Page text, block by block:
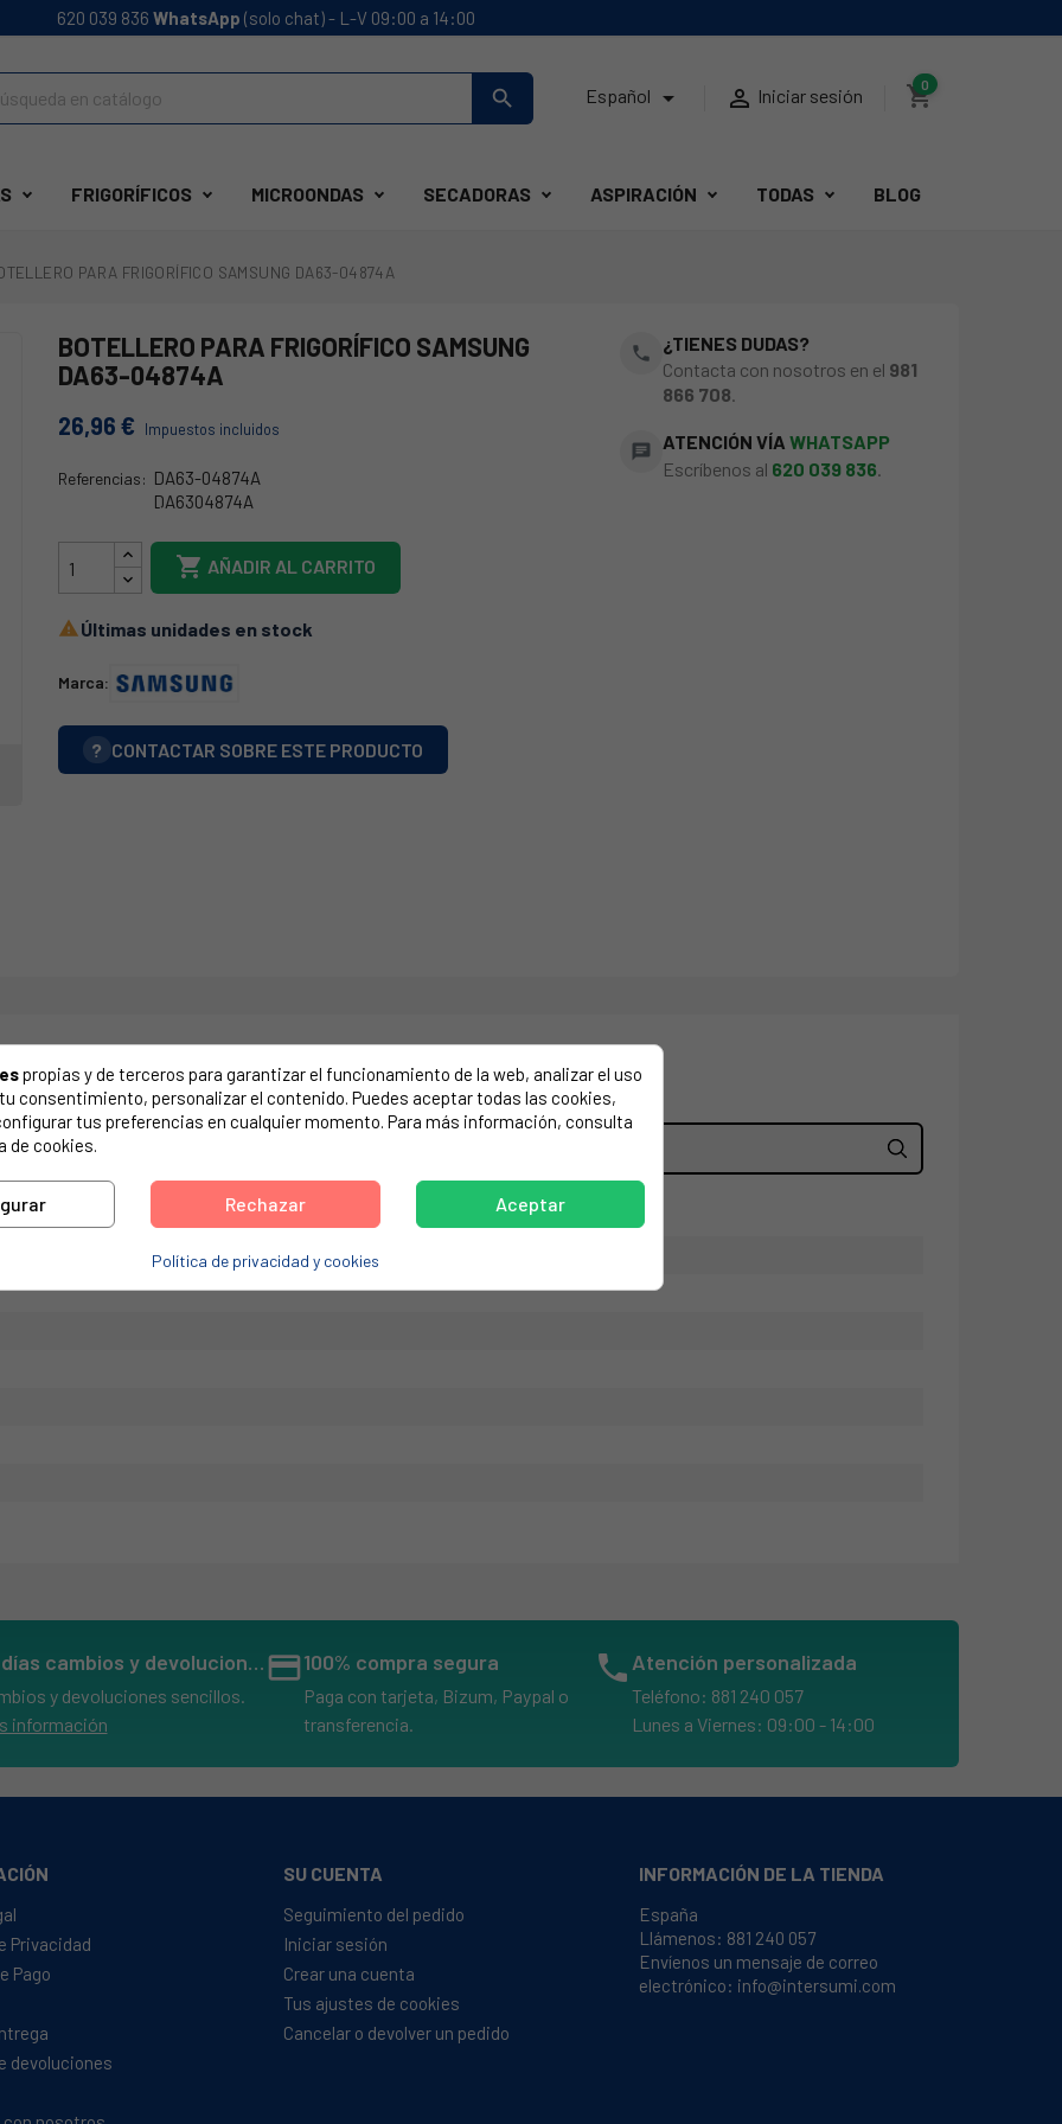
620 039 836 WhatsApp (solo chat) - L-V 09:00 a 14:00
search Español   Iniciar sesión shopping_cart
0
FRIGORÍFICOS MICROONDAS SECADORAS ASPIRACIÓN TODAS BLOG
PARA FRIGORÍFICO SAMSUNG DA63-04874A
BOTELLERO PARA FRIGORÍFICO SAMSUNG
DA63-04874A
26,96 € Impuestos incluidos
Referencias: DA63-04874A
DA6304874A
DA63-04874A
 AÑADIR AL CARRITO
 Últimas unidades en stock
Marca:
? CONTACTAR SOBRE ESTE PRODUCTO
phone
¿TIENES DUDAS?
Contacta con nosotros en el 981
866 708.
chat ATENCIÓN VÍAWHATSAPP
Escríbenos al 620 039 836
tu electrodoméstico. Suele estar formado por números y letras.
FRIGORÍFICO SAMSUNG DA63-04874A. Medidas: 475 x 108 x 100 mm.
14 días cambios y devoluciones
y devoluciones sencillos.
información
credit_card100% compra segura
Paga con tarjeta, Bizum, Paypal o
transferencia.
phone Atención personalizada
Teléfono: 881 240 057
Lunes a Viernes: 09:00 - 14:00
Privacidad
Pago
devoluciones
SU CUENTA
Seguimiento del pedido
Iniciar sesión
Crear una cuenta
Tus ajustes de cookies
Cancelar o devolver un pedido
INFORMACIÓN DE LA TIENDA
España
Llámenos: 881 240 057
Envíenos un mensaje de correo
electrónico: info@intersumi.com
propias y de terceros para garantizar el funcionamiento de la web, analizar el uso
consentimiento, personalizar el contenido. Puedes aceptar todas las cookies,
tus preferencias en cualquier momento. Para más información, consulta
de cookies.
Rechazar Aceptar
Política de privacidad y cookies